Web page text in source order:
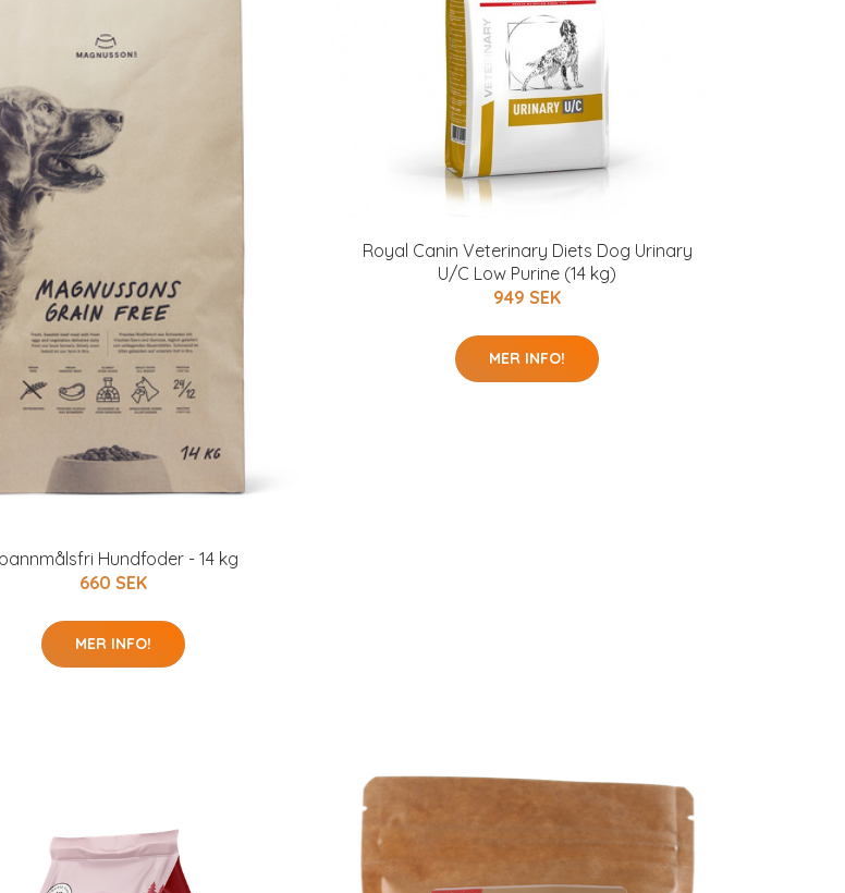
Hundfoder - 14 kg
660 SEK
MER INFO!
Royal Canin Veterinary Diets Dog Urinary
U/C Low Purine (14 kg)
949 SEK
MER INFO!